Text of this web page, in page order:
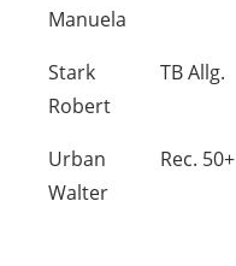
Manuela
Stark
Robert
TB Allg.
Urban
Walter
Rec. 50+